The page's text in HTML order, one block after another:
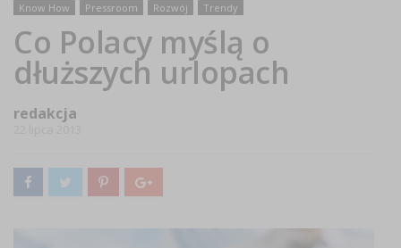
Know How Pressroom Rozwój Trendy
Co Polacy myślą o
dłuższych urlopach
redakcja